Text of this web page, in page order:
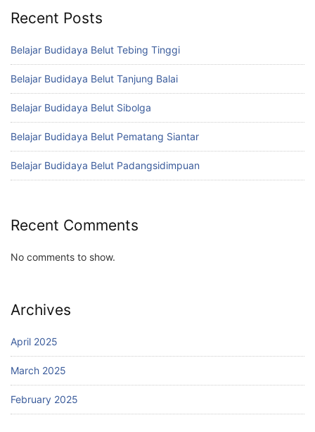
Recent Posts
Belajar Budidaya Belut Tebing Tinggi
Belajar Budidaya Belut Tanjung Balai
Belajar Budidaya Belut Sibolga
Belajar Budidaya Belut Pematang Siantar
Belajar Budidaya Belut Padangsidimpuan
Recent Comments
No comments to show.
Archives
April 2025
March 2025
February 2025